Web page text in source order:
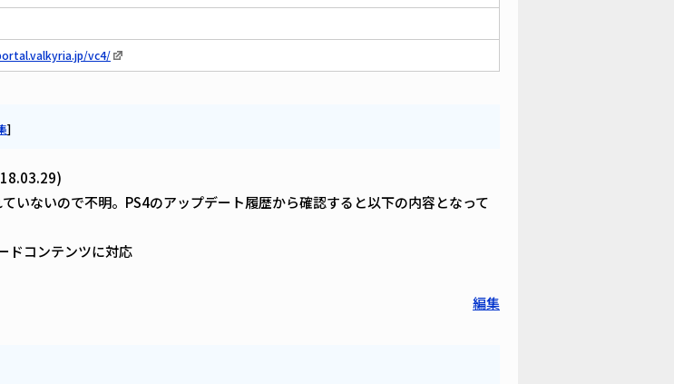
vc4/
]
いないので不明。PS4のアップデート履歴から確認すると以下の内容となって
ドコンテンツに対応
編集